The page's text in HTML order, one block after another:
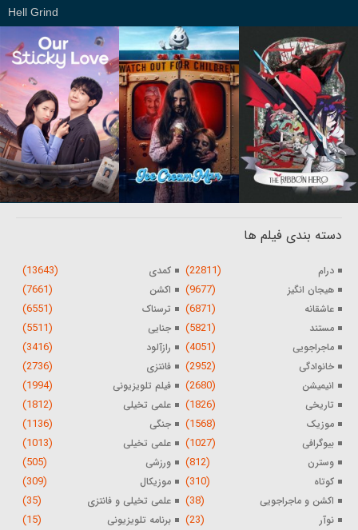
Hell Grind
دسته بندی فیلم ها
درام (22811) کمدی (13643)
هیجان انگیز (9677) اکشن (7661)
عاشقانه (6871) ترسناک (6551)
مستند (5821) جنایی (5511)
ماجراجویی (4051) رازآلود (3416)
خانوادگی (2952) فانتزی (2736)
انیمیشن (2680) فیلم تلویزیونی (1994)
تاریخی (1826) علمی تخیلی (1812)
موزیک (1568) جنگی (1136)
بیوگرافی (1027) علمی تخیلی (1013)
وسترن (812) ورزشی (505)
کوتاه (310) موزیکال (309)
اکشن و ماجراجویی (38) علمی تخیلی و فانتزی (35)
نوآر (23) برنامه تلویزیونی (15)